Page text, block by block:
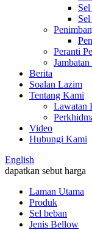
Peranti
Berita
Soalan Lazim
Tentang Kami
Lawatan
Video
Hubungi Kami
English
dapatkan sebut harga
Laman Utama
Produk
Sel beban
Jenis Bellow